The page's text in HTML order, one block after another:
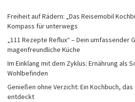
Freiheit auf Rädern: „Das Reisemobil
Kompass für unterwegs
„111 Rezepte Reflux“ – Dein umfassender
magenfreundliche Küche
Im Einklang mit dem Zyklus: Ernährung als
Wohlbefinden
Genießen ohne Verzicht: Ein Kochbuch,
entdeckt